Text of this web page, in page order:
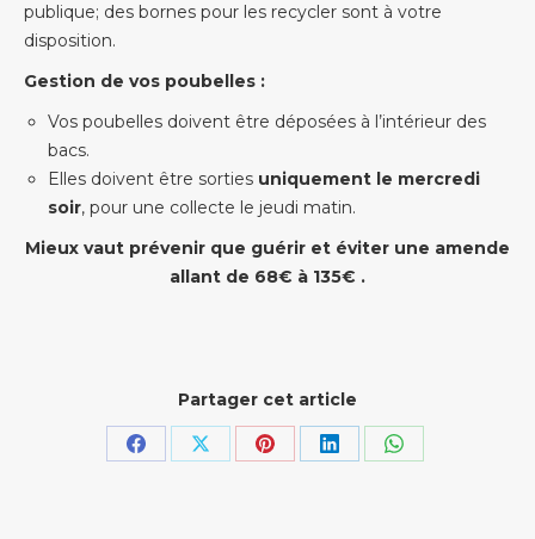
publique; des bornes pour les recycler sont à votre
disposition.
Gestion de vos poubelles :
Vos poubelles doivent être déposées à l’intérieur des
bacs.
Elles doivent être sorties uniquement le mercredi
soir, pour une collecte le jeudi matin.
Mieux vaut prévenir que guérir et éviter une amende
allant de 68€ à 135€ .
Partager cet article
PartagerPartagerPartagerPartagerPartager